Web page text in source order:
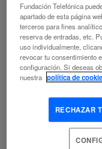
Sonia
Fundación Telefónica
apartado de esta página
terceros para fines
reserva de entradas, etc.
uso individualmente,
revocar tu consentimiento
configuración. Si deseas
nuestra política de
RECHAZAR